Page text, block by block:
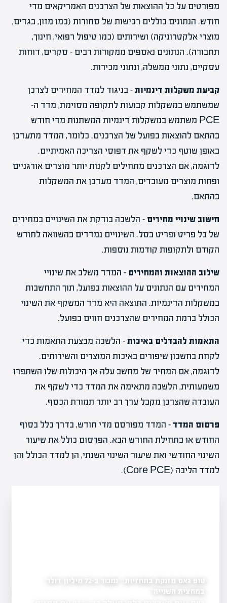
מפורטים על כל ההוצאות של הצרכנים האמריקאים מדי
חודש. הנתונים כוללים רכישות של סחורות (כמו מזון, בגדים,
מוצרי אלקטרוניקה) ושירותים (כמו טיפול רפואי, חינוך,
תחבורה). הנתונים נאספים ממקורות רבים – סקרים, דוחות
עסקיים, נתוני ממשלה, ונתוני מכירות.
קביעת משקלות דינמיות– בניגוד למדד המחירים לצרכן
שמשתמש במשקלות קבועות לתקופה מסוימת, מדד ה-
PCE משתמש במשקלות דינמיות המשתנות מדי חודש
בהתאם להוצאות בפועל של הצרכנים. כלומר, המדד מתעדכן
באופן שוטף כדי לשקף את דפוסי הצריכה האמיתיים.
לדוגמה, אם הצרכנים מתחילים לקנות יותר מוצרים אורגניים
ופחות מוצרים מעובדים, המדד מעדכן את המשקלות
בהתאם.
חישוב שינויי מחירים – הלשכה בודקת את השינויים במחירים
של כל פריט ופריט בסל. השינויים נמדדים בהשוואה לחודש
הקודם ולתקופות קודמות נוספות.
שילוב ההוצאות והמחירים – המדד משלב את שינויי
המחירים עם הנתונים על ההוצאות בפועל, תוך התחשבות
במשקלות הדינמיות. התוצאה היא מדד המשקף את השינוי
הכולל ברמת המחירים שהצרכנים חווים בפועל.
התאמות להבדלים באיכות– הלשכה מבצעת התאמות כדי
לקחת בחשבון שיפורים באיכות המוצרים והשירותים.
לדוגמה, אם המחיר של מחשב עלה אך היכולות שלו השתפרו
משמעותית, הלשכה מתאימה את המדד כדי לשקף את
העובדה שהצרכן מקבל ערך רב יותר תמורת הכסף.
פרסום המדד – המדד מפורסם מדי חודש, בדרך כלל בסוף
החודש או בתחילת החודש הבא. הפרסום כולל את שיעור
השינוי החודשי ואת שיעור השינוי השנתי, הן למדד הכולל והן
למדד הליבה (Core PCE).
טופ גאם מזנקת בתחזיות: "נמכור ב-72 מיליון דולר
במחצית השנייה"